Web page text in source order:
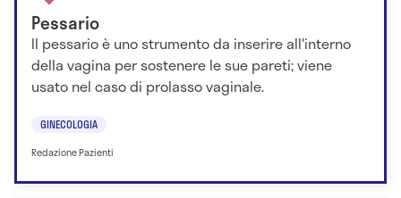
Pessario
Il pessario è uno strumento da inserire all'interno
della vagina per sostenere le sue pareti; viene
usato nel caso di prolasso vaginale.
GINECOLOGIA
Redazione Pazienti